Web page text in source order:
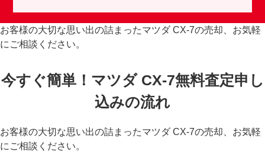
お客様の大切な思い出の詰まったマツダ CX-7の売却、お気軽
にご相談ください。
今すぐ簡単！マツダ CX-7無料査定申し
込みの流れ
お客様の大切な思い出の詰まったマツダ CX-7の売却、お気軽
にご相談ください。